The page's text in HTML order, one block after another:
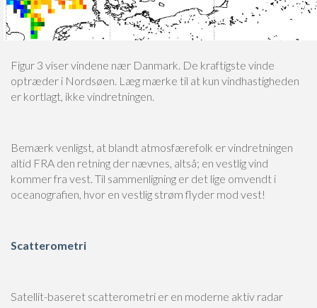
Figur 3 viser vindene nær Danmark. De kraftigste vinde
optræder i Nordsøen. Læg mærke til at kun vindhastigheden
er kortlagt, ikke vindretningen.
Bemærk venligst, at blandt atmosfærefolk er vindretningen
altid FRA den retning der nævnes, altså; en vestlig vind
kommer fra vest. Til sammenligning er det lige omvendt i
oceanografien, hvor en vestlig strøm flyder mod vest!
Scatterometri
Satellit-baseret scatterometri er en moderne aktiv radar